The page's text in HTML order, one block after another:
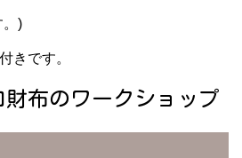
。)
きです。
布のワークショップ